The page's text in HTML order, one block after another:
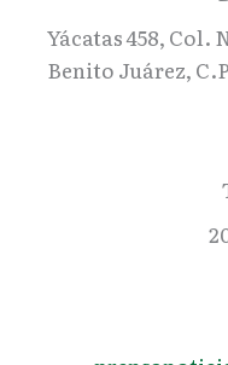
Yácatas 458,
Benito Juárez,